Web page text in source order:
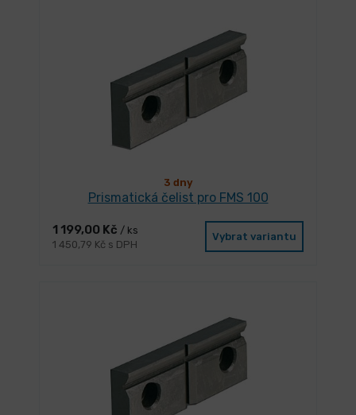
3 dny
Prismatická čelist pro FMS 100
1 199,00 Kč / ks
1 450,79 Kč s DPH
Vybrat variantu